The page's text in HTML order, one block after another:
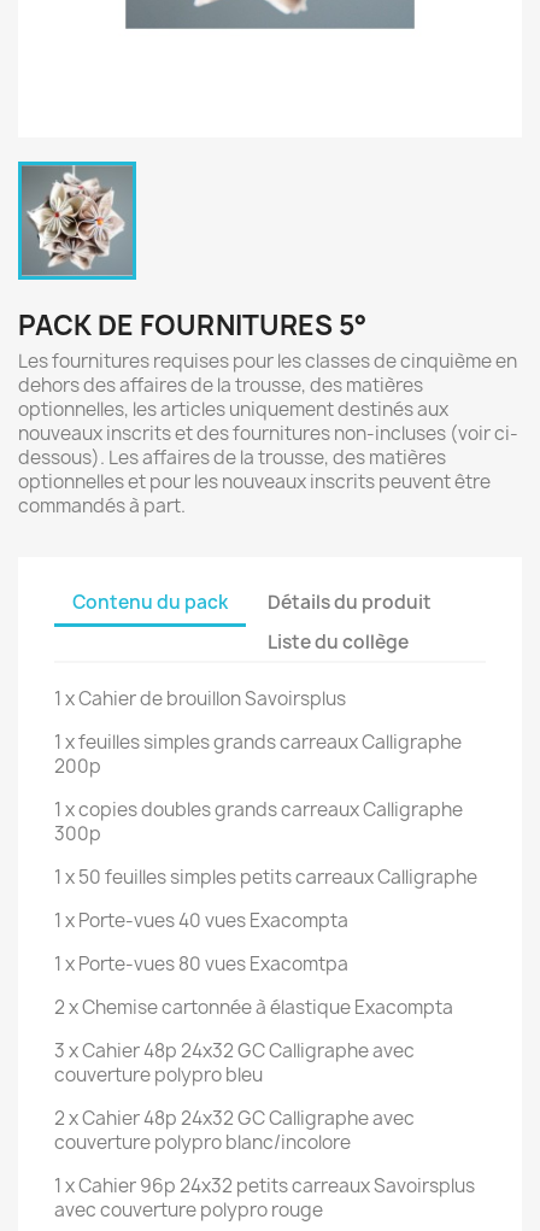
PACK DE FOURNITURES 5°
Les fournitures requises pour les classes de cinquième en
dehors des affaires de la trousse, des matières
optionnelles, les articles uniquement destinés aux
nouveaux inscrits et des fournitures non-incluses (voir ci-
dessous). Les affaires de la trousse, des matières
optionnelles et pour les nouveaux inscrits peuvent être
commandés à part.
Contenu du pack
Détails du produit
Liste du collège
1 x Cahier de brouillon Savoirsplus
1 x feuilles simples grands carreaux Calligraphe
200p
1 x copies doubles grands carreaux Calligraphe
300p
1 x 50 feuilles simples petits carreaux Calligraphe
1 x Porte-vues 40 vues Exacompta
1 x Porte-vues 80 vues Exacomtpa
2 x Chemise cartonnée à élastique Exacompta
3 x Cahier 48p 24x32 GC Calligraphe avec
couverture polypro bleu
2 x Cahier 48p 24x32 GC Calligraphe avec
couverture polypro blanc/incolore
1 x Cahier 96p 24x32 petits carreaux Savoirsplus
avec couverture polypro rouge